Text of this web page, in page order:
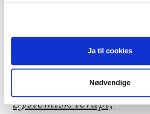
Ja til cookies
Nødvendige
Jeg praktiserer
terapiformer
Systemisk terapi,